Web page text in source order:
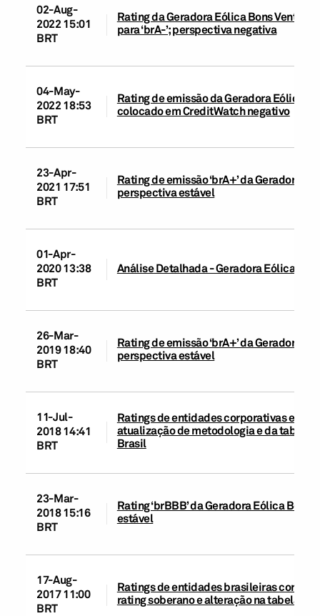
02-Aug-
2022 15:01
BRT
Rating da Geradora Eólica Bons Ventos
para ‘brA-’; perspectiva negativa
04-May-
2022 18:53
BRT
Rating de emissão da Geradora Eólica
colocado em CreditWatch negativo
23-Apr-
2021 17:51
BRT
Rating de emissão ‘brA+’ da Geradora
perspectiva estável
01-Apr-
2020 13:38
BRT
Análise Detalhada - Geradora Eólica
26-Mar-
2019 18:40
BRT
Rating de emissão ‘brA+’ da Geradora
perspectiva estável
11-Jul-
2018 14:41
BRT
Ratings de entidades corporativas e de
atualização de metodologia e da tabela
Brasil
23-Mar-
2018 15:16
BRT
Rating ‘brBBB’ da Geradora Eólica
estável
17-Aug-
2017 11:00
BRT
Ratings de entidades brasileiras
rating soberano e alteração na tabela